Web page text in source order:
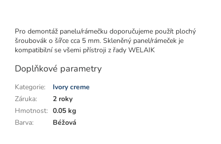
Pro demontáž panelu/rámečku doporučujeme použít plochý
šroubovák o šířce cca 5 mm. Skleněný panel/rámeček je
kompatibilní se všemi přístroji z řady WELAIK
Doplňkové parametry
Kategorie:
Ivory creme
Záruka:
2 roky
Hmotnost: 0.05 kg
Barva: Béžová